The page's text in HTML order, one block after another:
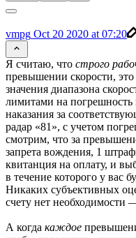
vmpg Oct 20 2020 at 07:20
Я считаю, что строго
превышении скорости, это
значения диапазона
лимитами на погрешность
наказания за
радар «81», с учетом
смотрим, что за
запрета вождения, 1
квитанция на оплату, и
в течение которого у вас
Никаких субъективных
счету нет необходимости
А когда каждое